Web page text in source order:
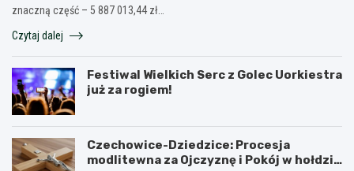
znaczną część – 5 887 013,44 zł…
Czytaj dalej
Festiwal Wielkich Serc z Golec Uorkiestra
już za rogiem!
Czechowice-Dziedzice: Procesja
modlitewna za Ojczyznę i Pokój w hołdzie